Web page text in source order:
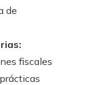
de
fiscales